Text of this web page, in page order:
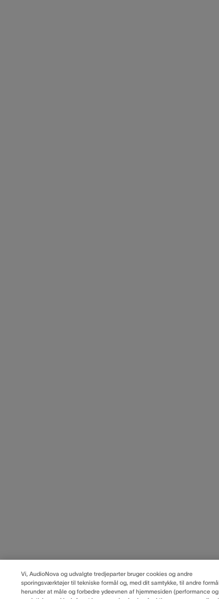
Vi, AudioNova og udvalgte tredjeparter bruger cookies og andre
sporingsværktøjer til tekniske formål og, med dit samtykke, til andre
herunder at måle og forbedre ydeevnen af hjemmesiden (performance og